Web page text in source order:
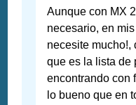
Aunque con MX
necesario, en
necesite mucho!,
que es la lista de
encontrando con
lo bueno que en